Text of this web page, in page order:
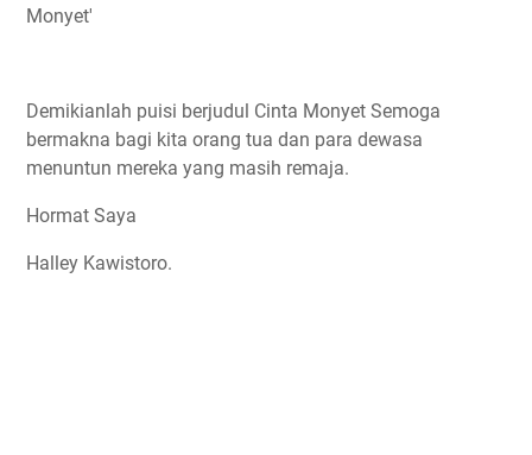
Monyet'
Demikianlah puisi berjudul Cinta Monyet Semoga
bermakna bagi kita orang tua dan para dewasa
menuntun mereka yang masih remaja.
Hormat Saya
Halley Kawistoro.